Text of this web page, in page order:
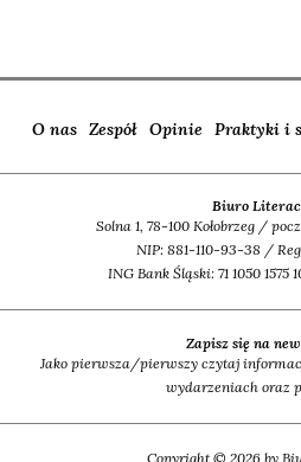
O nas Zespół Opinie Praktyki i
Biuro
Solna 1, 78-100 Kołobrzeg /
NIP: 881-110-93-38 /
ING Bank Śląski: 71 1050 1575
Zapisz się na
Jako pierwsza/pierwszy czytaj
wydarzeniach oraz
Copyright © 2026 by